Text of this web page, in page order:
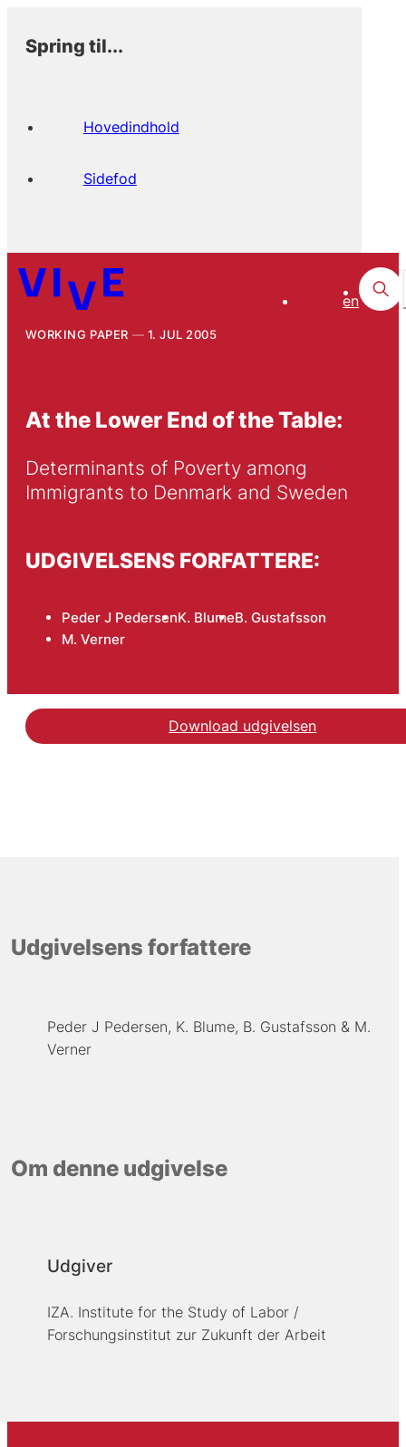
Spring til...
Hovedindhold
Sidefod
en
WORKING PAPER 1. JUL 2005
At the Lower End of the Table:
Determinants of Poverty among
Immigrants to Denmark and Sweden
UDGIVELSENS FORFATTERE:
Peder J PedersenK. BlumeB. Gustafsson
M. Verner
Download udgivelsen
Udgivelsens forfattere
Peder J Pedersen K. Blume B. Gustafsson
M.
Verner
Om denne udgivelse
Udgiver
IZA. Institute for the Study of Labor /
Forschungsinstitut zur Zukunft der Arbeit